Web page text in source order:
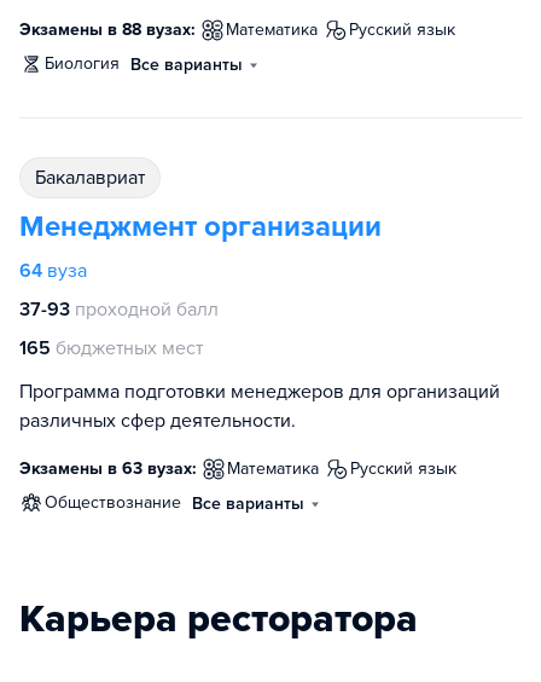
Экзамены в 88 вузах: математика
русский язык
биология
Все варианты
бакалавриат
Менеджмент организации
64 вуза
37-93 проходной балл
165 бюджетных мест
Программа подготовки менеджеров для организаций
различных сфер деятельности.
Экзамены в 63 вузах: математика
русский язык
обществознание Все варианты
Карьера ресторатора